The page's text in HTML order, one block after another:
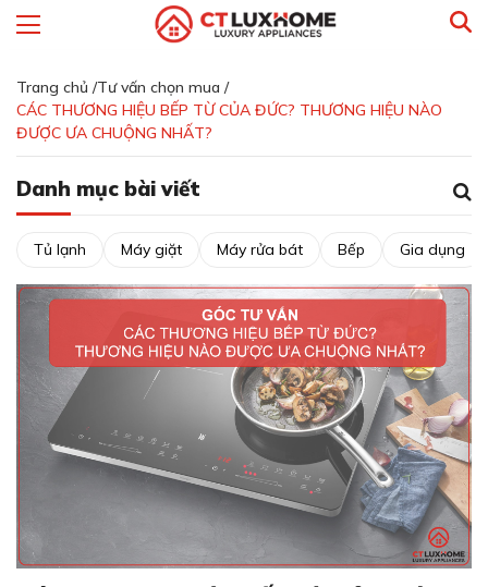
Trang chủ /Tư vấn chọn mua /
CÁC THƯƠNG HIỆU BẾP TỪ CỦA ĐỨC? THƯƠNG HIỆU NÀO
ĐƯỢC ƯA CHUỘNG NHẤT?
Danh mục bài viết
Tủ lạnh Máy giặt Máy rửa bát Bếp Gia dụng